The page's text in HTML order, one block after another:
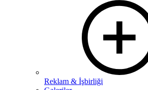
Reklam & İşbirliği